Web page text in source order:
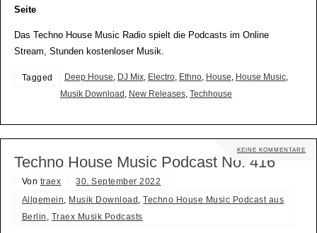
Seite
Das Techno House Music Radio spielt die Podcasts im Online
Stream, Stunden kostenloser Musik.
Tagged Deep House, DJ Mix, Electro, Ethno, House, House Music,
Musik Download , New Releases, Techhouse
KEINE KOMMENTARE
Techno House Music Podcast No. 416
Von traex
30. September 2022
Allgemein, Musik Download,Techno House Music Podcast aus
Berlin , Traex Musik Podcasts